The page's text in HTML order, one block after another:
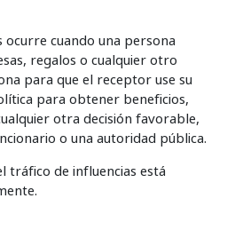
ocurre cuando una persona
regalos o cualquier otro
para que el receptor use su
para obtener beneficios,
otra decisión favorable,
o una autoridad pública.
tráfico de influencias está